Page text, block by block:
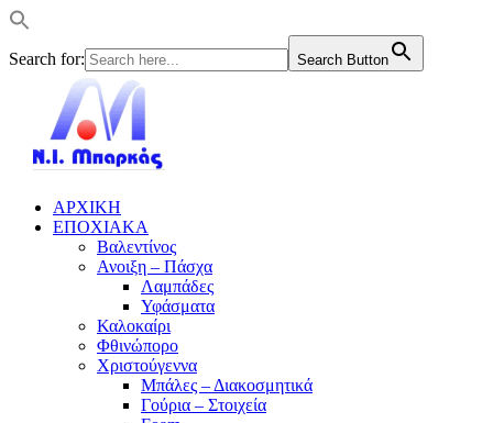
Search for: Search Button
ΑΡΧΙΚΗ
ΕΠΟΧΙΑΚΑ
Βαλεντίνος
Ανοιξη – Πάσχα
Λαμπάδες
Υφάσματα
Καλοκαίρι
Φθινώπορο
Χριστούγεννα
Μπάλες – Διακοσμητικά
Γούρια – Στοιχεία